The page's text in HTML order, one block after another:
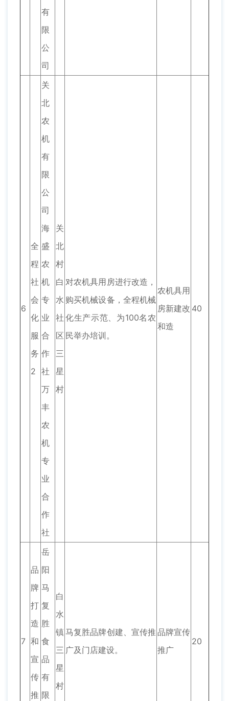
有
限
公
司
6
全
程
社
会
化
服
务
2
关
北
农
机
有
限
公
司
海
盛
农
机
专
业
合
作
社
万
丰
农
机
专
业
合
作
社
关
北
村
白
水
社
区
三
星
村
对农机具用房进行改造，
购买机械设备，全程机械
化生产示范、为100名农
民举办培训。
农机具用
房新建改
和造
40
7
品
牌
打
造
和
宣
传
推
岳
阳
马
复
胜
食
品
有
限
白
水
镇
三
星
村
马复胜品牌创建、宣传推
广及门店建设。
品牌宣传
推广
20